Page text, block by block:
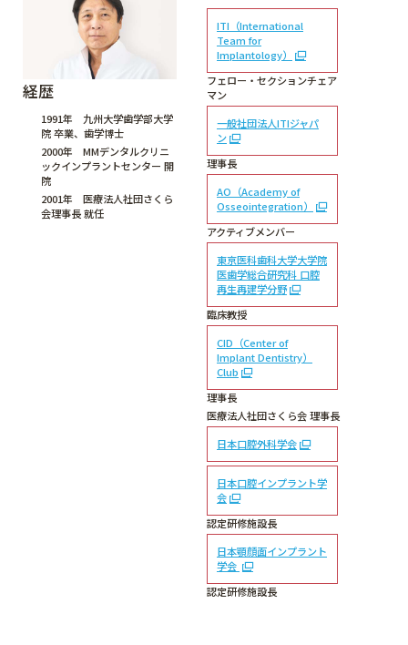
経歴
1991年 九州大学歯学部大学
院 卒業、歯学博士
2000年 MMデンタルクリニ
ックインプラントセンター 開
院
2001年 医療法人社団さくら
会理事長 就任
ITI（International
Team for
Implantology）
フェロー・セクションチェア
マン
一般社団法人ITIジャパ
ン
理事長
AO（Academy of
Osseointegration）
アクティブメンバー
東京医科歯科大学大学院
医歯学総合研究科 口腔
再生再建学分野
臨床教授
CID（Center of
Implant Dentistry）
Club
理事長
医療法人社団さくら会 理事長
日本口腔外科学会
日本口腔インプラント学
会
認定研修施設長
日本顎顔面インプラント
学会
認定研修施設長